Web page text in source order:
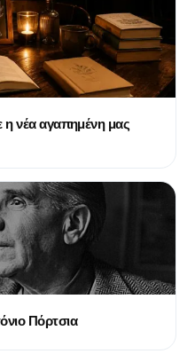
η νέα αγαπημένη μας
Πόρτσια